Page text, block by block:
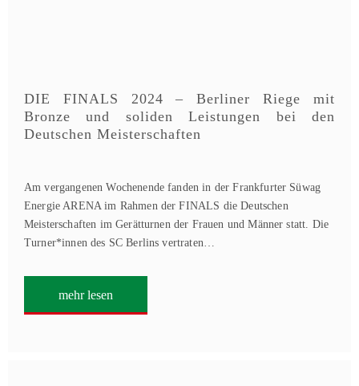
DIE FINALS 2024 – Berliner Riege mit
Bronze und soliden Leistungen bei den
Deutschen Meisterschaften
Am vergangenen Wochenende fanden in der Frankfurter Süwag
Energie ARENA im Rahmen der FINALS die Deutschen
Meisterschaften im Gerätturnen der Frauen und Männer statt. Die
Turner*innen des SC Berlins vertraten…
mehr lesen